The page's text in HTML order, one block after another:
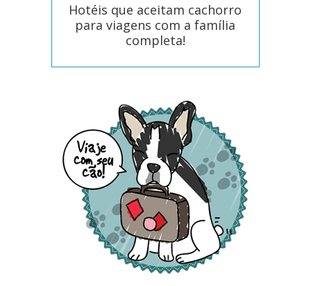
Hotéis que aceitam cachorro
para viagens com a família
completa!